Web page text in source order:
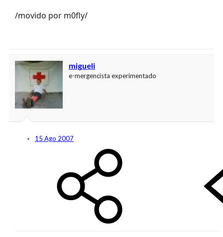
/movido por m0fly/
migueli
e-mergencista experimentado
15 Ago 2007